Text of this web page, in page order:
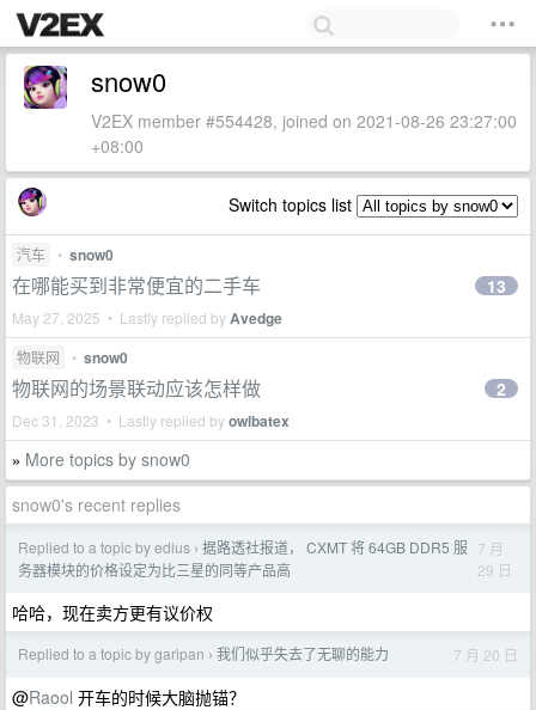
snow0
V2EX member #554428, joined on 2021-08-26 23:27:00
+08:00
Switch topics list
汽车 • snow0
在哪能买到非常便宜的二手车
May 27, 2025 • Lastly replied byAvedge
13
物联网 • snow0
物联网的场景联动应该怎样做
Dec 31, 2023 • Lastly replied byowlbatex
2
» More topics by snow0
snow0's recent replies
Replied to a topic by edius › 据路透社报道， CXMT 将 64GB DDR5 服
务器模块的价格设定为比三星的同等产品高
7 月
29 日
哈哈，现在卖方更有议价权
Replied to a topic by garipan › 我们似乎失去了无聊的能力 7 月 20 日
@Raool 开车的时候大脑抛锚？